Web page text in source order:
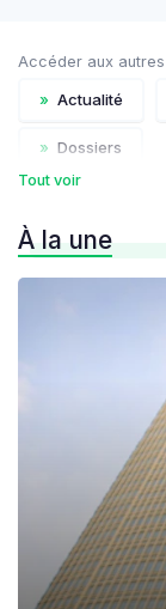
Accéder aux
» Actualité
» Dossiers
Tout voir
À la une